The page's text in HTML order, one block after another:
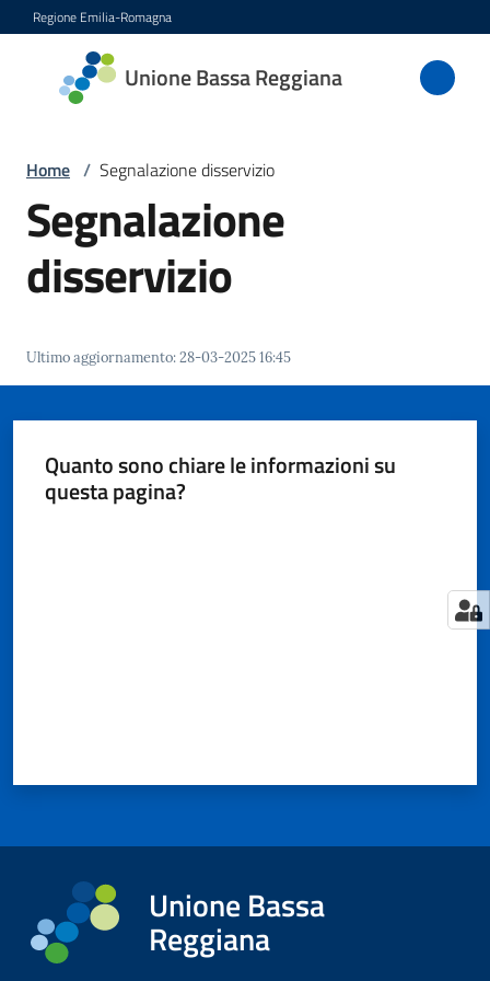
Vai al contenuto
Vai alla navigazione
Vai al footer
Regione Emilia-Romagna
Unione Bassa Reggiana
Unione
Bassa
Amministrazione
Novità
Servizi
Vivere
Home / Segnalazione disservizio
Segnalazione
disservizio
Ultimo aggiornamento:28-03-2025 16:45
Quanto sono chiare le informazioni su
questa pagina?
Unione Bassa
Reggiana